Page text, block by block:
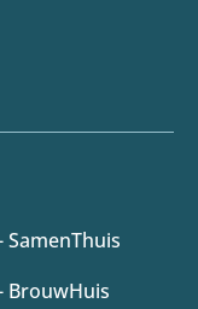
SamenThuis
BrouwHuis